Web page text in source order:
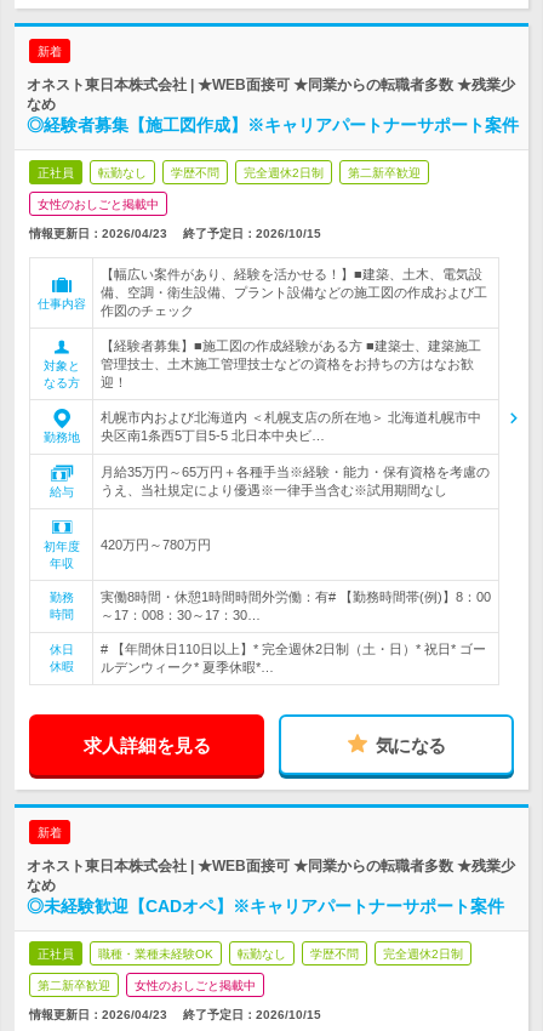
新着
オネスト東日本株式会社 | ★WEB面接可 ★同業からの転職者多数 ★残業少
なめ
◎経験者募集【施工図作成】※キャリアパートナーサポート案件
正社員 転勤なし 学歴不問 完全週休2日制 第二新卒歓迎
女性のおしごと掲載中
情報更新日：2026/04/23 終了予定日： 2026/10/15
仕事内容
【幅広い案件があり、経験を活かせる！】■建築、土木、電気設
備、空調・衛生設備、プラント設備などの施工図の作成および工
作図のチェック
対象と
なる方
【経験者募集】■施工図の作成経験がある方 ■建築士、建築施工
管理技士、土木施工管理技士などの資格をお持ちの方はなお歓
迎！
勤務地
札幌市内および北海道内 ＜札幌支店の所在地＞ 北海道札幌市中
央区南1条西5丁目5-5 北日本中央ビ…
給与
月給35万円～65万円＋各種手当※経験・能力・保有資格を考慮の
うえ、当社規定により優遇※一律手当含む※試用期間なし
初年度
年収
420万円～780万円
勤務
時間
実働8時間・休憩1時間時間外労働：有# 【勤務時間帯(例)】8：00
～17：008：30～17：30…
休日
休暇
# 【年間休日110日以上】* 完全週休2日制（土・日）* 祝日* ゴー
ルデンウィーク* 夏季休暇*…
求人詳細を見る 気になる
新着
オネスト東日本株式会社 | ★WEB面接可 ★同業からの転職者多数 ★残業少
なめ
◎未経験歓迎【CADオペ】※キャリアパートナーサポート案件
正社員 職種・業種未経験OK 転勤なし 学歴不問 完全週休2日制
第二新卒歓迎 女性のおしごと掲載中
情報更新日：2026/04/23 終了予定日： 2026/10/15